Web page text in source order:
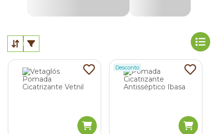
produto também combate vermes e bactérias.
Para aplicar a pomada no seu animal de estimação, o
recomendado é higienizar a região afetada. Em seguida,
aplique o produto de acordo com a bula ou orientação de
um veterinário.
Sprays cicatrizantes para gatos
opção para cuidar de feridas localizadas em regiões do
Desconto